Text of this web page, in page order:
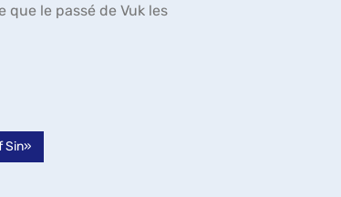
le passé de Vuk les
Sin»